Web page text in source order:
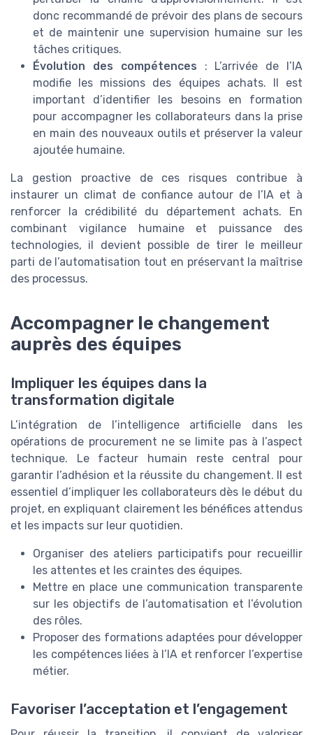
donc recommandé de prévoir des plans de secours
et de maintenir une supervision humaine sur les
tâches critiques.
Évolution des compétences : L’arrivée de l’IA
modifie les missions des équipes achats. Il est
important d’identifier les besoins en formation
pour accompagner les collaborateurs dans la prise
en main des nouveaux outils et préserver la valeur
ajoutée humaine.
La gestion proactive de ces risques contribue à
instaurer un climat de confiance autour de l’IA et à
renforcer la crédibilité du département achats. En
combinant vigilance humaine et puissance des
technologies, il devient possible de tirer le meilleur
parti de l’automatisation tout en préservant la maîtrise
des processus.
Accompagner le changement
auprès des équipes
Impliquer les équipes dans la
transformation digitale
L’intégration de l’intelligence artificielle dans les
opérations de procurement ne se limite pas à l’aspect
technique. Le facteur humain reste central pour
garantir l’adhésion et la réussite du changement. Il est
essentiel d’impliquer les collaborateurs dès le début du
projet, en expliquant clairement les bénéfices attendus
et les impacts sur leur quotidien.
Organiser des ateliers participatifs pour recueillir
les attentes et les craintes des équipes.
Mettre en place une communication transparente
sur les objectifs de l’automatisation et l’évolution
des rôles.
Proposer des formations adaptées pour développer
les compétences liées à l’IA et renforcer l’expertise
métier.
Favoriser l’acceptation et l’engagement